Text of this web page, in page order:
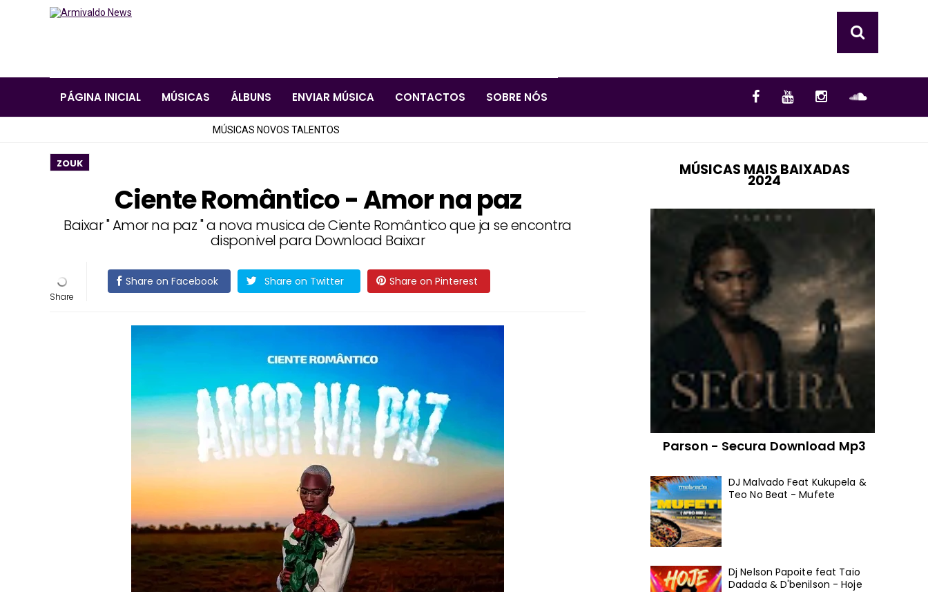
PÁGINA INICIAL MÚSICAS ÁLBUNS ENVIAR MÚSICA CONTACTOS SOBRE NÓS
MÚSICAS NOVOS TALENTOS
ZOUK
Ciente Romântico - Amor na paz
Baixar " Amor na paz " a nova musica de Ciente Romântico que ja se encontra
disponivel para Download Baixar
Share on Facebook Share on Twitter Share on Pinterest
MÚSICAS MAIS BAIXADAS
2024
Parson - Secura Download Mp3
DJ Malvado Feat Kukupela &
Teo No Beat - Mufete
Dj Nelson Papoite feat Taio
Dadada & D'benilson - Hoje